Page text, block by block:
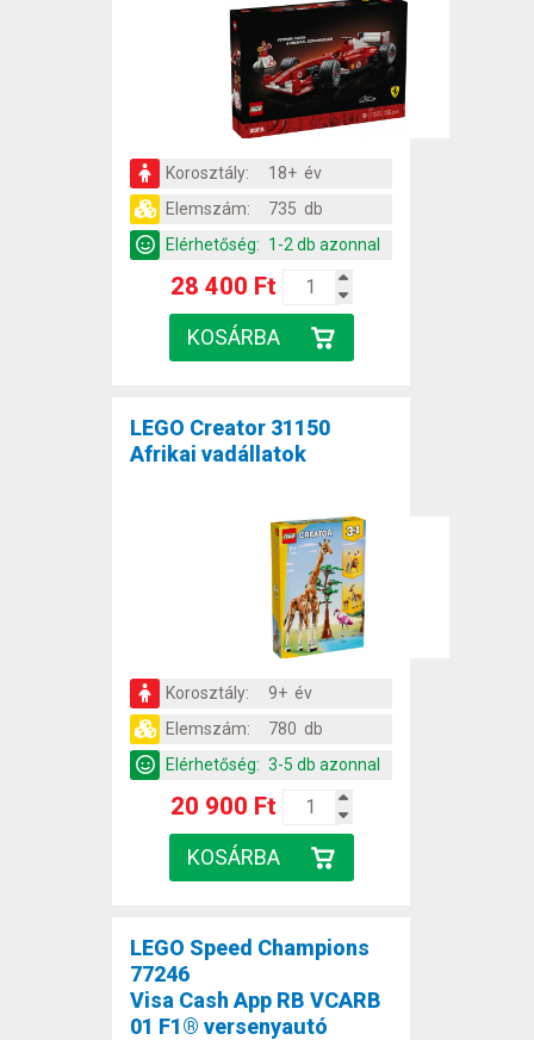
Korosztály:
18+ év
Elemszám:
735 db
Elérhetőség: 1-2 db azonnal
28 400 Ft
LEGO Creator 31150
Afrikai vadállatok
Korosztály:
9+ év
Elemszám:
780 db
Elérhetőség: 3-5 db azonnal
20 900 Ft
LEGO Speed Champions
77246
Visa Cash App RB VCARB
01 F1® versenyautó